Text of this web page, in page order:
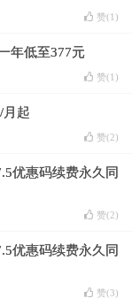
赞(1 )
年低至377元
赞(1 )
月起
赞(2)
优惠码续费永久同
赞(2)
优惠码续费永久同
赞(3)